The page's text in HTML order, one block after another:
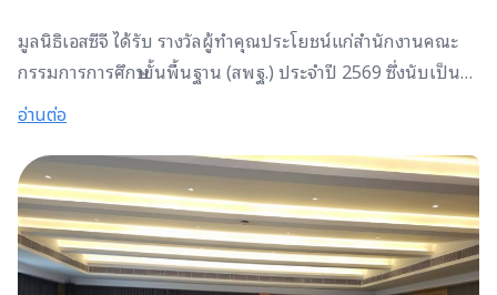
เพื่อเด็กและเยาวชนไทย
มูลนิธิเอสซีจี ได้รับ รางวัลผู้ทำคุณประโยชน์แก่สำนักงานคณะ
กรรมการการศึกษาขั้นพื้นฐาน (สพฐ.) ประจำปี 2569 ซึ่งนับเป็น
อีกหนึ่งความภาคภูมิใจและเป็นกำลังใจสำคัญในการสานต่อ
ภารกิจด้านการสร้างโอกาสทางการศึกษาและพัฒนาศักยภาพเด็ก
และเยาวชนไทยอย่างต่อเนื่อง รางวัลอันทรงคุณค่านี้สะท้อนให้
เห็นถึงความร่วมมือของทุกภาคส่วนที่ร่วมกันขับเคลื่อนการ
พัฒนาการศึกษาเพราะมูลนิธิเอสซีจีเชื่อว่า ทุกความร่วมมือ คือ
พลังที่ทำให้การเปลี่ยนแปลงเกิดขึ้นได้จริง และความสำเร็จใน
ครั้งนี้เกิดขึ้นจากการสนับสนุนของเครือข่ายพันธมิตรที่มีเป้า
อ่านต่อ